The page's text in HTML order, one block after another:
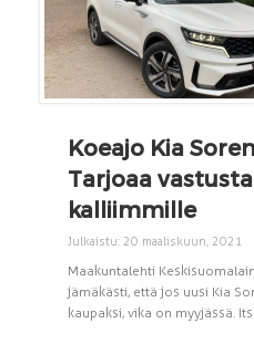
Koeajo Kia
Tarjoaa
kalliimmille
Julkaistu: 20 maaliskuun, 2021
Maakuntalehti
jämäkästi, että jos uusi Kia
kaupaksi, vika on myyjässä.